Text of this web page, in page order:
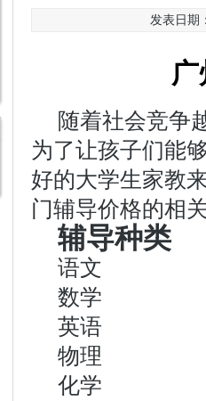
发表日期
随着社会竞争
为了让孩子们能
好的大学生家教
门辅导价格的相
辅导种类
语文
数学
英语
物理
化学